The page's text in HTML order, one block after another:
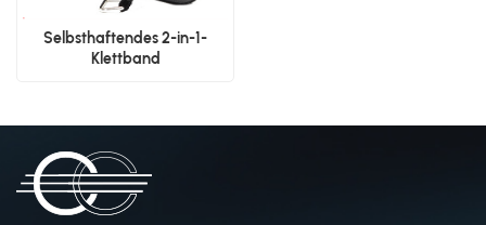
Selbsthaftendes 2-in-1-
Klettband